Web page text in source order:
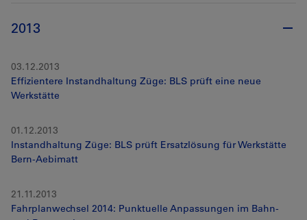
2013
03.12.2013
Effizientere Instandhaltung Züge: BLS prüft eine neue
Werkstätte
01.12.2013
Instandhaltung Züge: BLS prüft Ersatzlösung für Werkstätte
Bern-Aebimatt
21.11.2013
Fahrplanwechsel 2014: Punktuelle Anpassungen im Bahn-